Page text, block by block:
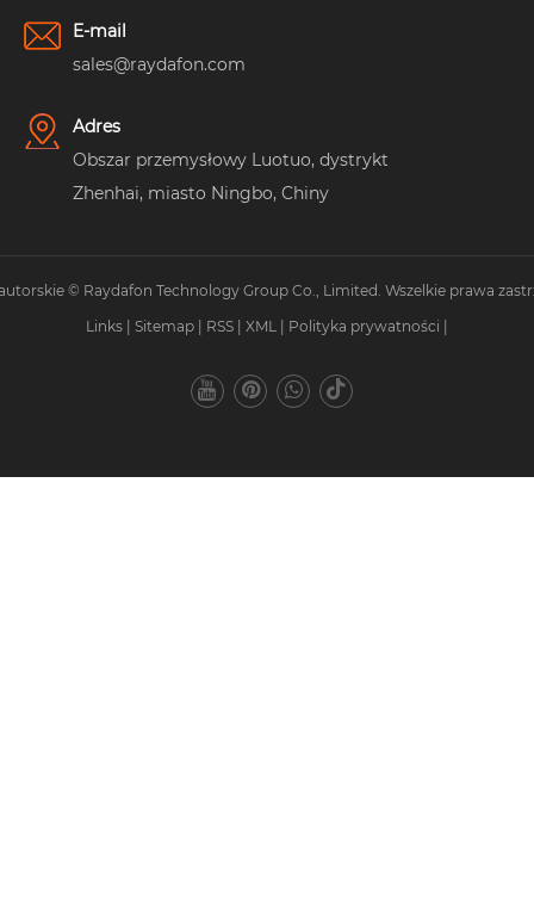
E-mail
sales@raydafon.com
Adres
Obszar przemysłowy Luotuo, dystrykt
Zhenhai, miasto Ningbo, Chiny
© Raydafon Technology Group Co., Limited. Wszelkie prawa
Links
Sitemap RSS XML Polityka prywatności